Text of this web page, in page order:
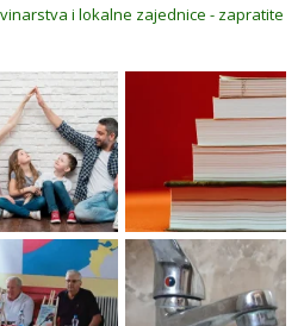
i lokalne zajednice - zapratite